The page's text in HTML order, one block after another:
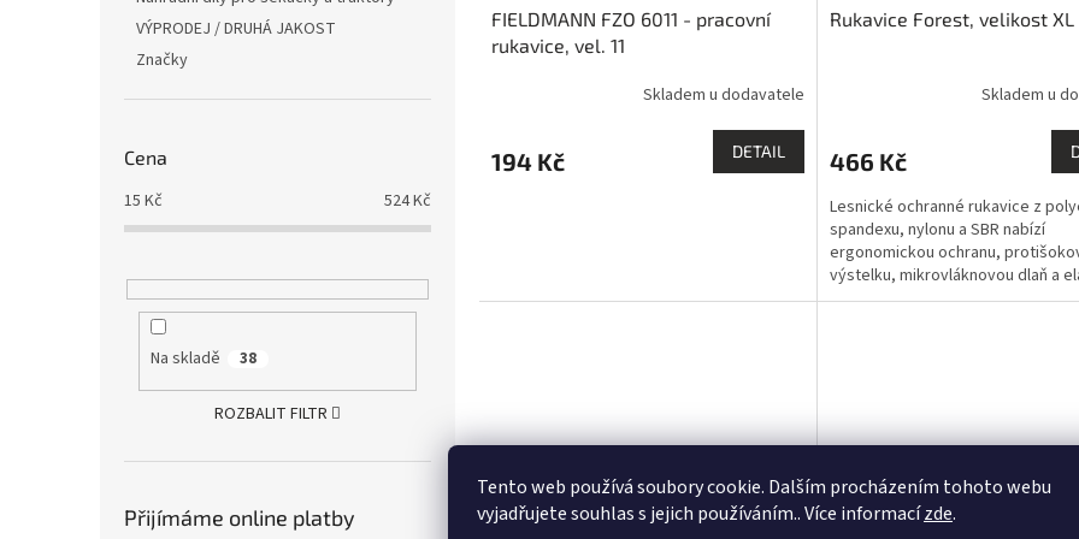
Tento web používá soubory cookie. Dalším procházením tohoto webu
vyjadřujete souhlas s jejich používáním.. Více informacízde.
VÝPRODEJ / DRUHÁ JAKOST
Značky
Cena
15 Kč 524Kč
Na skladě 38
ROZBALIT FILTR
Přijímáme online platby
FIELDMANN FZO 6011 - pracovní
rukavice, vel. 11
Skladem u dodavatele
194 Kč DETAIL
Rukavice Forest, velikost XL
Skladem u
466 Kč
Lesnické ochranné rukavice z
spandexu, nylonu a SBR nabízí
ergonomickou ochranu,
výstelku, mikrovláknovou dlaň a
manžety pro bezpečnou a...